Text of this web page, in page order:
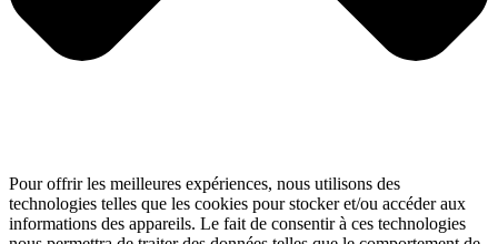
Pour offrir les meilleures expériences, nous utilisons des
technologies telles que les cookies pour stocker et/ou accéder aux
informations des appareils. Le fait de consentir à ces technologies